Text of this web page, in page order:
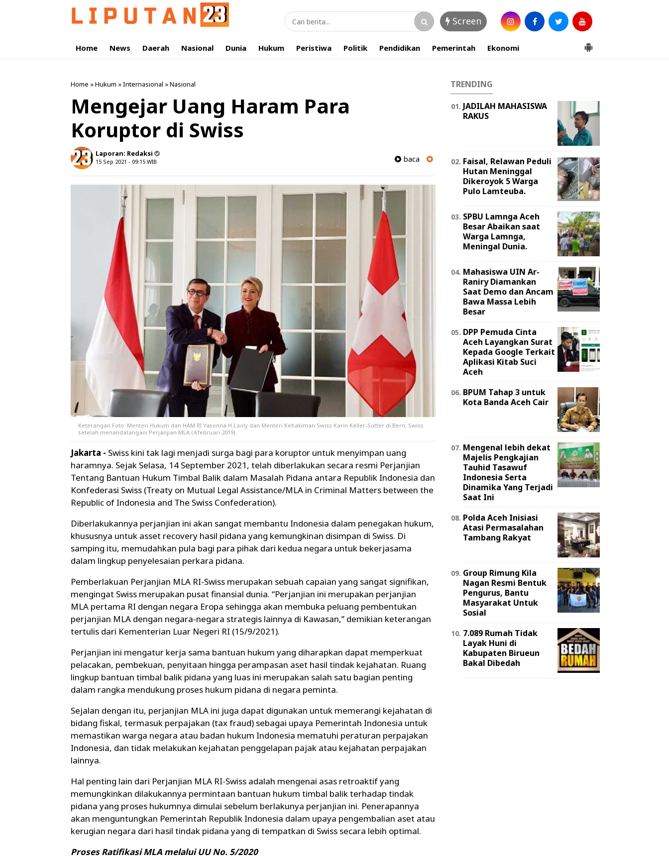
Screen
Home News Daerah Nasional Dunia Hukum Peristiwa Politik Pendidikan Pemerintah Ekonomi
Home »Hukum »Internasional »Nasional
Mengejar Uang Haram Para
Koruptor di Swiss
Laporan: Redaksi
15 Sep 2021 - 09:15 WIB baca
Keterangan Foto: Menteri Hukum dan HAM RI Yasonna H.Laoly dan Menteri Kehakiman Swiss Karin Keller-Sutter di Bern, Swiss
setelah menandatangani Perjanjian MLA (4 februari 2019).
Jakarta - Swiss kini tak lagi menjadi surga bagi para koruptor untuk menyimpan uang
haramnya. Sejak Selasa, 14 September 2021, telah diberlakukan secara resmi Perjanjian
Tentang Bantuan Hukum Timbal Balik dalam Masalah Pidana antara Republik Indonesia dan
Konfederasi Swiss (Treaty on Mutual Legal Assistance/MLA in Criminal Matters between the
Republic of Indonesia and The Swiss Confederation).
Diberlakukannya perjanjian ini akan sangat membantu Indonesia dalam penegakan hukum,
khususnya untuk asset recovery hasil pidana yang kemungkinan disimpan di Swiss. Di
samping itu, memudahkan pula bagi para pihak dari kedua negara untuk bekerjasama
dalam lingkup penyelesaian perkara pidana.
Pemberlakuan Perjanjian MLA RI-Swiss merupakan sebuah capaian yang sangat signifikan,
mengingat Swiss merupakan pusat finansial dunia. “Perjanjian ini merupakan perjanjian
MLA pertama RI dengan negara Eropa sehingga akan membuka peluang pembentukan
perjanjian MLA dengan negara-negara strategis lainnya di Kawasan,’’ demikian keterangan
tertulis dari Kementerian Luar Negeri RI (15/9/2021).
Perjanjian ini mengatur kerja sama bantuan hukum yang diharapkan dapat memperkuat
pelacakan, pembekuan, penyitaan hingga perampasan aset hasil tindak kejahatan. Ruang
lingkup bantuan timbal balik pidana yang luas ini merupakan salah satu bagian penting
dalam rangka mendukung proses hukum pidana di negara peminta.
Sejalan dengan itu, perjanjian MLA ini juga dapat digunakan untuk memerangi kejahatan di
bidang fiskal, termasuk perpajakan (tax fraud) sebagai upaya Pemerintah Indonesia untuk
memastikan warga negara atau badan hukum Indonesia mematuhi peraturan perpajakan
Indonesia, dan tidak melakukan kejahatan penggelapan pajak atau kejahatan perpajakan
lainnya.
Hal penting lain dari Perjanjian MLA RI-Swiss adalah mengenai asas retroaktif yang
memungkinkan dilakukannya permintaan bantuan hukum timbal balik terhadap tindak
pidana yang proses hukumnya dimulai sebelum berlakunya perjanjian ini. Penerapannya
akan menguntungkan Pemerintah Republik Indonesia dalam upaya pengembalian aset atau
kerugian negara dari hasil tindak pidana yang di tempatkan di Swiss secara lebih optimal.
Proses Ratifikasi MLA melalui UU No. 5/2020
TRENDING
JADILAH MAHASISWA
RAKUS
Faisal, Relawan Peduli
Hutan Meninggal
Dikeroyok 5 Warga
Pulo Lamteuba.
SPBU Lamnga Aceh
Besar Abaikan saat
Warga Lamnga,
Meningal Dunia.
Mahasiswa UIN Ar-
Raniry Diamankan
Saat Demo dan Ancam
Bawa Massa Lebih
Besar
DPP Pemuda Cinta
Aceh Layangkan Surat
Kepada Google Terkait
Aplikasi Kitab Suci
Aceh
BPUM Tahap 3 untuk
Kota Banda Aceh Cair
Mengenal lebih dekat
Majelis Pengkajian
Tauhid Tasawuf
Indonesia Serta
Dinamika Yang Terjadi
Saat Ini
Polda Aceh Inisiasi
Atasi Permasalahan
Tambang Rakyat
Group Rimung Kila
Nagan Resmi Bentuk
Pengurus, Bantu
Masyarakat Untuk
Sosial
7.089 Rumah Tidak
Layak Huni di
Kabupaten Birueun
Bakal Dibedah